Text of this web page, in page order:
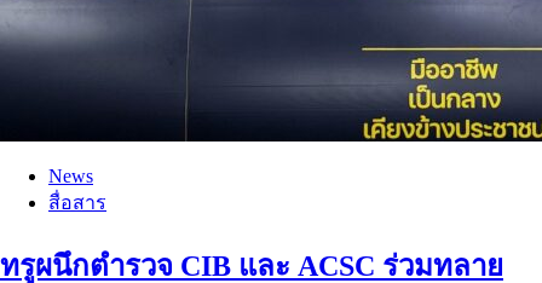
News
สื่อสาร
ทรูผนึกตำรวจ CIB และ ACSC ร่วมทลาย